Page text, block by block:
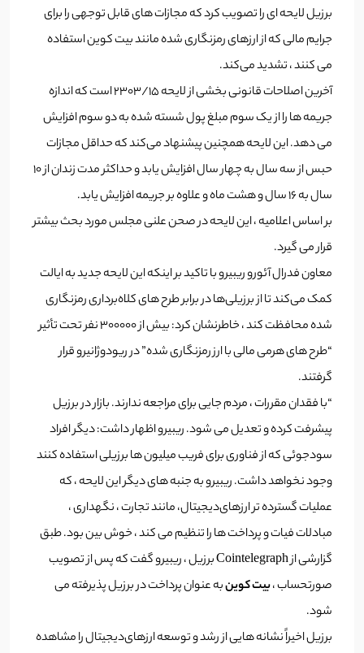
برزیل لایحه ای را تصویب کرد که مجازات های قابل توجهی را برای
جرایم مالی که از ارزهای رمزنگاری شده مانند بیت کوین استفاده
می کنند ، تشدید می‌کند.
آخرین اصلاحات قانونی بخشی از لایحه 2303/15 است که اندازه
جریمه ها را از یک سوم مبلغ پول شسته شده به دو سوم افزایش
می دهد. این لایحه همچنین پیشنهاد می‌کند که حداقل مجازات
حبس از سه سال به چهار سال افزایش یابد و حداکثر مدت زندان از 10
سال به 16 سال و هشت ماه و علاوه بر جریمه افزایش یابد.
بر اساس اعلامیه ، این لایحه در صحن علنی مجلس مورد بحث بیشتر
قرار می گیرد.
معاون فدرال آئورو ریبیرو با تاکید بر اینکه این لایحه جدید به ایالت
کمک می‌کند تا از برزیلی‌ها در برابر طرح های کلاه‌برداری رمزنگاری
شده محافظت کند ، خاطرنشان کرد: بیش از 300000 نفر تحت تأثیر
“طرح های هرمی مالی با ارز رمزنگاری شده” در ریودوژانیرو قرار
گرفتند.
“با فقدان مقررات ، مردم جایی برای مراجعه ندارند. بازار در برزیل
پیشرفت کرده و تعدیل می شود. ریبیرو اظهار داشت: دیگر افراد
سودجوئی که از فناوری برای فریب میلیون ها برزیلی استفاده کنند
وجود نخواهد داشت. ریبیرو به جنبه های دیگر این لایحه ، که
عملیات گسترده تر ارزهای‌دیجیتال، مانند تجارت ، نگهداری ،
مبادلات فیات و پرداخت ها را تنظیم می کند ، خوش بین بود. طبق
گزارشی از Cointelegraph برزیل ، ریبیرو گفت که پس از تصویب
صورتحساب ،بیت کوینبه عنوان پرداخت در برزیل پذیرفته می
شود.
برزیل اخیراً نشانه هایی از رشد و توسعه ارزهای‌دیجیتال را مشاهده